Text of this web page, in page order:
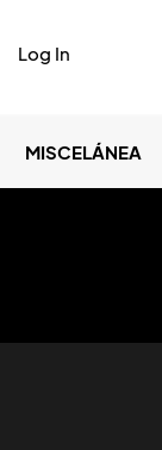
Log In
MISCELÁNEA